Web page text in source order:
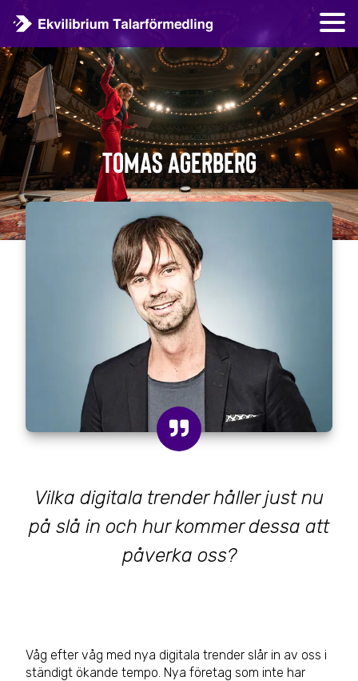
Tomas Agerberg
Vilka digitala trender håller just nu
på slå in och hur kommer dessa att
påverka oss?
Våg efter våg med nya digitala trender slår in av oss i
ständigt ökande tempo. Nya företag som inte har